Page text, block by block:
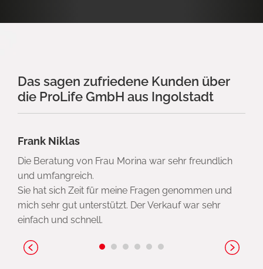
Das sagen zufriedene Kunden über
die ProLife GmbH aus Ingolstadt
Frank Niklas
Die Beratung von Frau Morina war sehr freundlich
und umfangreich.
Sie hat sich Zeit für meine Fragen genommen und
mich sehr gut unterstützt. Der Verkauf war sehr
einfach und schnell.